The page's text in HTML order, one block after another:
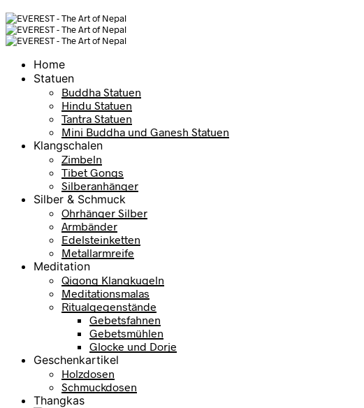
Home
Statuen
Buddha Statuen
Hindu Statuen
Tantra Statuen
Mini Buddha und Ganesh Statuen
Klangschalen
Zimbeln
Tibet Gongs
Silberanhänger
Silber & Schmuck
Ohrhänger Silber
Armbänder
Edelsteinketten
Metallarmreife
Meditation
Qigong Klangkugeln
Meditationsmalas
Ritualgegenstände
Gebetsfahnen
Gebetsmühlen
Glocke und Dorje
Geschenkartikel
Holzdosen
Schmuckdosen
Thangkas